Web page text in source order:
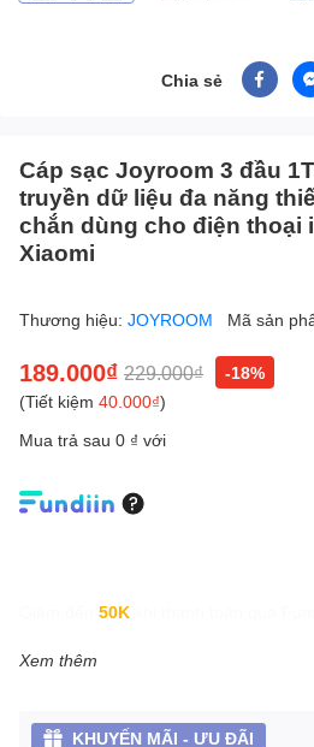
Chia sẻ
Cáp sạc Joyroom 3 đầu
truyền dữ liệu đa năng
chắn dùng cho điện thoại
Xiaomi
Thương hiệu: JOYROOM Mã sản
189.000₫ 229.000₫
-18%
(Tiết kiệm 40.000₫)
Mua trả sau 0 ₫ với
50K
Xem thêm
KHUYẾN MÃI - ƯU ĐÃI